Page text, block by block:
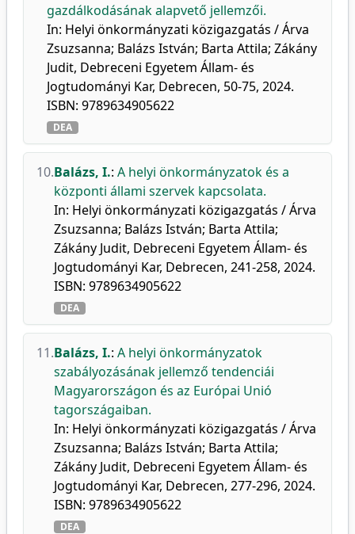
gazdálkodásának alapvető jellemzői.
In: Helyi önkormányzati közigazgatás / Árva
Zsuzsanna; Balázs István; Barta Attila; Zákány
Judit, Debreceni Egyetem Állam- és
Jogtudományi Kar, Debrecen, 50-75, 2024.
ISBN: 9789634905622
DEA
10.Balázs, I.: A helyi önkormányzatok és a
központi állami szervek kapcsolata.
In: Helyi önkormányzati közigazgatás / Árva
Zsuzsanna; Balázs István; Barta Attila;
Zákány Judit, Debreceni Egyetem Állam- és
Jogtudományi Kar, Debrecen, 241-258, 2024.
ISBN: 9789634905622
DEA
11.Balázs, I.: A helyi önkormányzatok
szabályozásának jellemző tendenciái
Magyarországon és az Európai Unió
tagországaiban.
In: Helyi önkormányzati közigazgatás / Árva
Zsuzsanna; Balázs István; Barta Attila;
Zákány Judit, Debreceni Egyetem Állam- és
Jogtudományi Kar, Debrecen, 277-296, 2024.
ISBN: 9789634905622
DEA